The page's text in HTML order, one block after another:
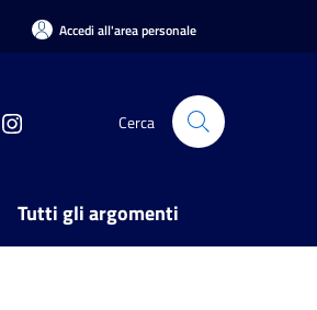
Accedi all'area personale
Cerca
Tutti gli argomenti